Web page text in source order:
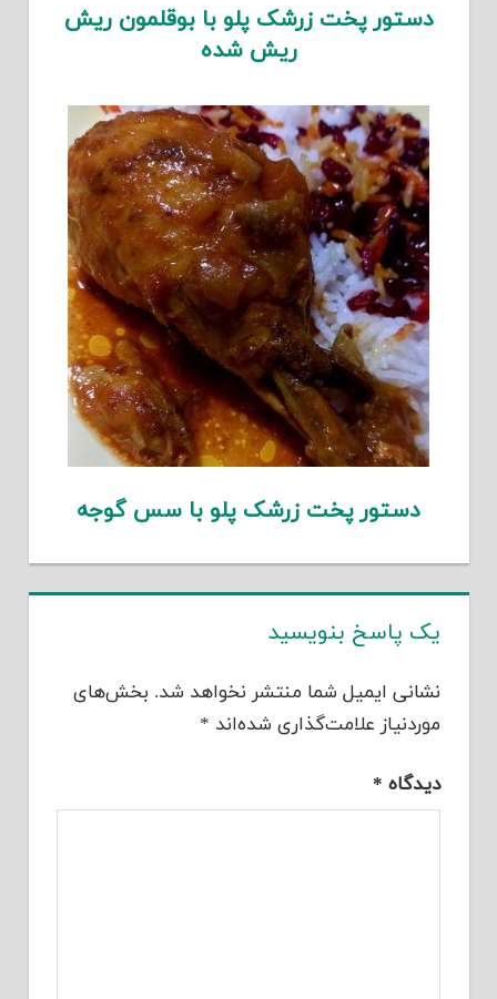
دستور پخت زرشک پلو با بوقلمون ریش
ریش شده
دستور پخت زرشک پلو با سس گوجه
یک پاسخ بنویسید
نشانی ایمیل شما منتشر نخواهد شد. بخش‌های
موردنیاز علامت‌گذاری شده‌اند *
دیدگاه *